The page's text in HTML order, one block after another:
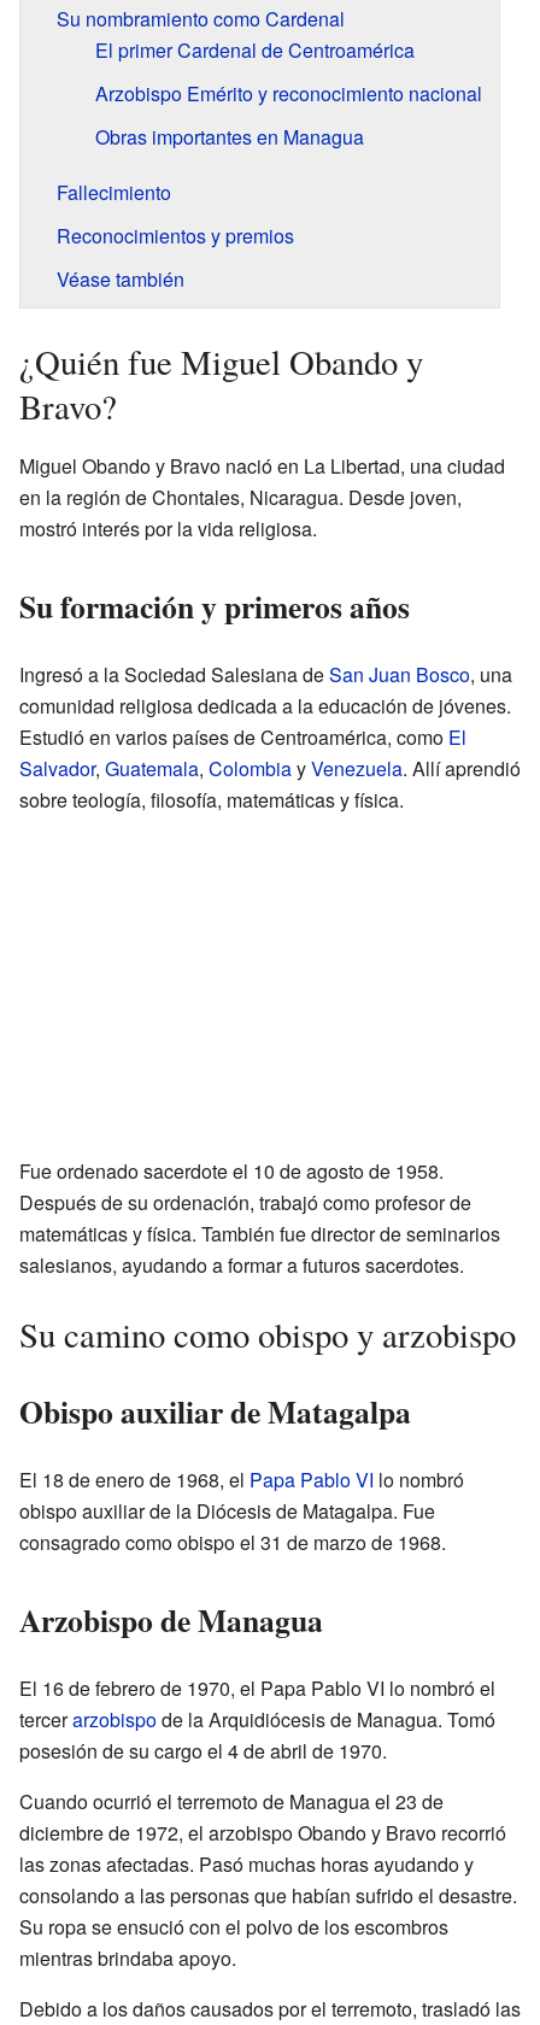
Su nombramiento como Cardenal
El primer Cardenal de Centroamérica
Arzobispo Emérito y reconocimiento nacional
Obras importantes en Managua
Fallecimiento
Reconocimientos y premios
Véase también
¿Quién fue Miguel Obando y
Bravo?
Miguel Obando y Bravo nació en La Libertad, una ciudad
en la región de Chontales, Nicaragua. Desde joven,
mostró interés por la vida religiosa.
Su formación y primeros años
Ingresó a la Sociedad Salesiana deSan Juan Bosco, una
comunidad religiosa dedicada a la educación de jóvenes.
Estudió en varios países de Centroamérica, como El
Salvador, Guatemala, ColombiayVenezuela. Allí aprendió
sobre teología, filosofía, matemáticas y física.
Fue ordenado sacerdote el 10 de agosto de 1958.
Después de su ordenación, trabajó como profesor de
matemáticas y física. También fue director de seminarios
salesianos, ayudando a formar a futuros sacerdotes.
Su camino como obispo y arzobispo
Obispo auxiliar de Matagalpa
El 18 de enero de 1968, el Papa Pablo VI lo nombró
obispo auxiliar de la Diócesis de Matagalpa. Fue
consagrado como obispo el 31 de marzo de 1968.
Arzobispo de Managua
El 16 de febrero de 1970, el Papa Pablo VI lo nombró el
tercerarzobispode la Arquidiócesis de Managua. Tomó
posesión de su cargo el 4 de abril de 1970.
Cuando ocurrió el terremoto de Managua el 23 de
diciembre de 1972, el arzobispo Obando y Bravo recorrió
las zonas afectadas. Pasó muchas horas ayudando y
consolando a las personas que habían sufrido el desastre.
Su ropa se ensució con el polvo de los escombros
mientras brindaba apoyo.
Debido a los daños causados por el terremoto, trasladó las